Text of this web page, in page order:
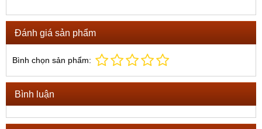
Đánh giá sản phẩm
Bình chọn sản phẩm:
Bình luận